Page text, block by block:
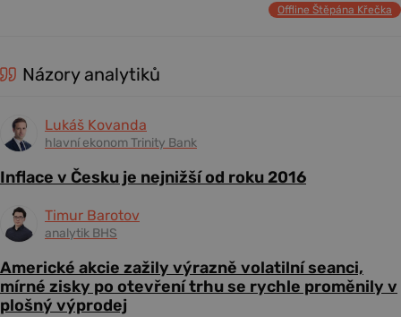
Offline Štěpána Křečka
Názory analytiků
Lukáš Kovanda
hlavní ekonom Trinity Bank
Inflace v Česku je nejnižší od roku 2016
Timur Barotov
analytik BHS
Americké akcie zažily výrazně volatilní seanci,
mírné zisky po otevření trhu se rychle proměnily v
plošný výprodej